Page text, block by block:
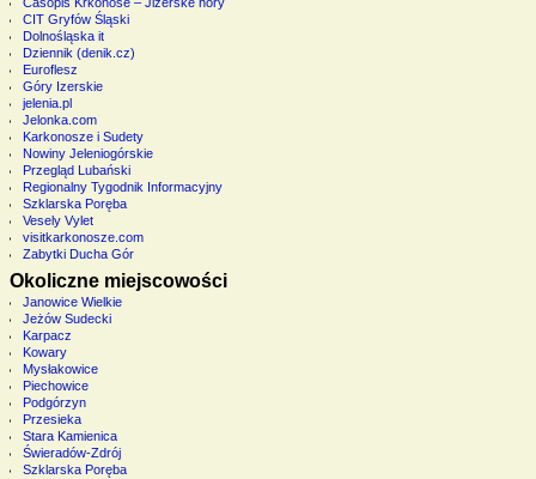
CIT Gryfów Śląski
Dolnośląska it
Dziennik (denik.cz)
Euroflesz
Góry Izerskie
jelenia.pl
Jelonka.com
Karkonosze i Sudety
Nowiny Jeleniogórskie
Przegląd Lubański
Regionalny Tygodnik Informacyjny
Szklarska Poręba
Vesely Vylet
visitkarkonosze.com
Zabytki Ducha Gór
Okoliczne miejscowości
Janowice Wielkie
Jeżów Sudecki
Karpacz
Kowary
Mysłakowice
Piechowice
Podgórzyn
Przesieka
Stara Kamienica
Świeradów-Zdrój
Szklarska Poręba